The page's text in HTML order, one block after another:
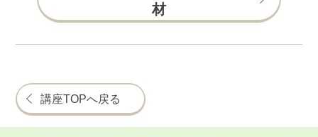
材
講座TOPへ戻る